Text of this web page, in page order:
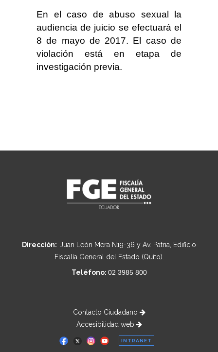
En el caso de abuso sexual la
audiencia de juicio se efectuará el
8 de mayo de 2017. El caso de
violación está en etapa de
investigación previa.
Dirección: Juan León Mera N19-36 y Av. Patria, Edificio
Fiscalía General del Estado (Quito).
Teléfono: 02 3985 800
Contacto Ciudadano
Accesibilidad web
INTRANET